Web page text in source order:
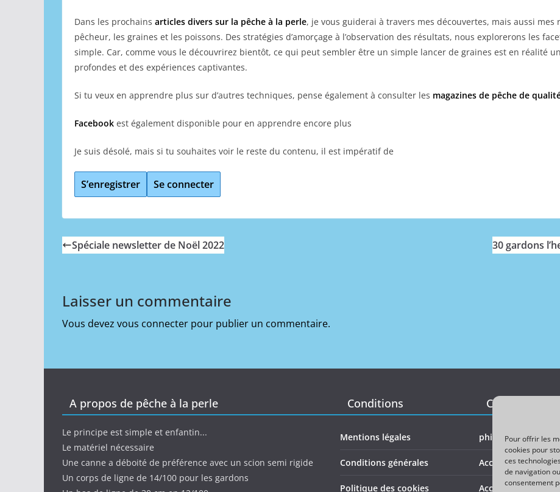
Pour offrir les
cookies pour
ces
de navigation
consentement
Dans les prochains articles divers sur la pêche à la perle, je vous guiderai à travers mes découvertes, mais aussi
pêcheur, les graines et les poissons. Des stratégies d’amorçage à l’observation des résultats, nous explorerons les
simple. Car, comme vous le découvrirez bientôt, ce qui peut sembler être un simple lancer de graines est en réalité
profondes et des expériences captivantes.
Si tu veux en apprendre plus sur d’autres techniques, pense également à consulter les magazines de pêche de
Facebook est également disponible pour en apprendre encore plus
Je suis désolé, mais si tu souhaites voir le reste du contenu, il est impératif de
S’enregistrer Se connecter
Spéciale newsletter de Noël 2022 30 gardons
Laisser un commentaire
Vous devez vous connecter pour publier un commentaire.
A propos de pêche à la perle
Le principe est simple et enfantin...
Le matériel nécessaire
Une canne a déboité de préférence avec un scion semi rigide
Un corps de ligne de 14/100 pour les gardons
Conditions
Mentions légales
Conditions générales
Politique des cookies
Contact
Accéder au
Accéder à la